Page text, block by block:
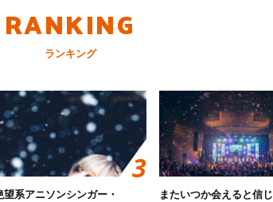
RANKING
ランキング
望系アニソンシンガー・
またいつか会えると信じ